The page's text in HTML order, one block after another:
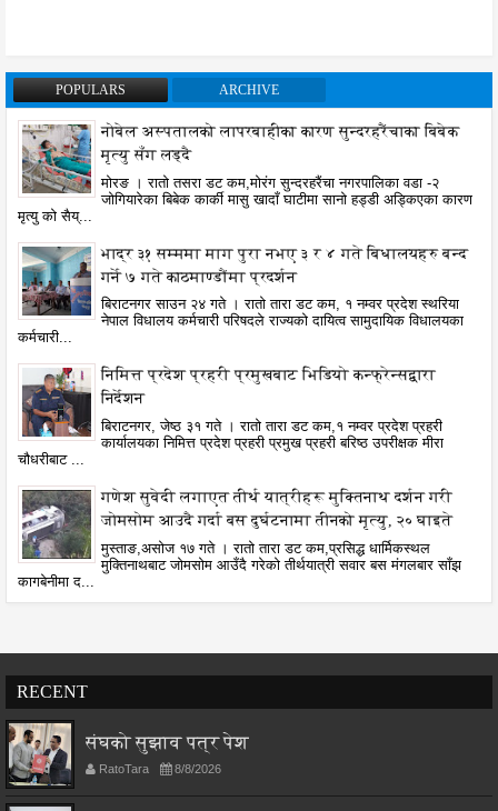
POPULARS ARCHIVE
नोबेल अस्पतालको लापरबाहीका कारण सुन्दरहरैंचाका बिबेक
मृत्यु सँग लड्दै
मोरङ । रातो तसरा डट कम,मोरंग सुन्दरहरैंचा नगरपालिका वडा -२
जोगियारेका बिबेक कार्की मासु खादाँ घाटीमा सानो हड्डी अड्किएका कारण
मृत्यु को सैय्...
भाद्र ३१ सम्ममा माग पुरा नभए ३ र ४ गते बिधालयहरु बन्द
गर्ने ७ गते काठमाण्डौंमा प्रदर्शन
बिराटनगर साउन २४ गते । रातो तारा डट कम, १ नम्वर प्रदेश स्थरिया
नेपाल विधालय कर्मचारी परिषदले राज्यको दायित्व सामुदायिक विधालयका
कर्मचारी...
निमित्त प्रदेश प्रहरी प्रमुखबाट भिडियो कन्फ्रेन्सद्वारा
निर्देशन
बिराटनगर, जेष्ठ ३१ गते । रातो तारा डट कम,१ नम्वर प्रदेश प्रहरी
कार्यालयका निमित्त प्रदेश प्रहरी प्रमुख प्रहरी बरिष्ठ उपरीक्षक मीरा
चौधरीबाट ...
गणेश सुवेदी लगाएत तीर्थ यात्रीहरू मुक्तिनाथ दर्शन गरी
जोमसोम आउदै गर्दा बस दुर्घटनामा तीनको मृत्यु, २० घाइते
मुस्ताङ,असोज १७ गते । रातो तारा डट कम,प्रसिद्ध धार्मिकस्थल
मुक्तिनाथबाट जोमसोम आउँदै गरेको तीर्थयात्री सवार बस मंगलबार साँझ
कागबेनीमा द...
RECENT
संघको सुझाव पत्र पेश
RatoTara 8/8/2026